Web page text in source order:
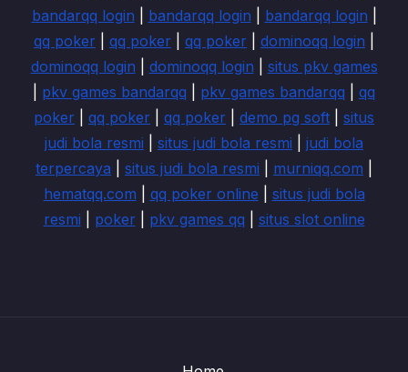
bandarqq login
bandarqq login bandarqq login
qq poker
qq poker qq poker dominoqq login
dominoqq login
dominoqq login
situs pkv games
pkv games bandarqq pkv games bandarqq
qq
poker
qq poker qq poker demo pg soft
situs
judi bola resmi
situs judi bola resmi
judi bola
terpercaya
situs judi bola resmi murniqq.com
hematqq.com
qq poker online
situs judi bola
resmi
poker| pkv games qq situs slot online